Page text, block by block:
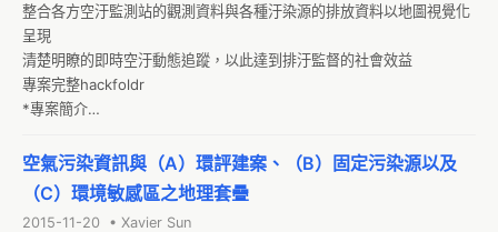
整合各方空汙監測站的觀測資料與各種汙染源的排放資料以地圖視覺化
呈現
清楚明瞭的即時空汙動態追蹤，以此達到排汙監督的社會效益
專案完整hackfoldr
*專案簡介
空氣污染資訊與（A）環評建案、（B）固定污染源以及
（C）環境敏感區之地理套疊
2015-11-20 • Xavier Sun